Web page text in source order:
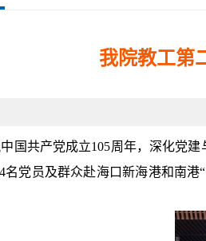
我院教工第
国共产党成立105周年，深化党
名党员及群众赴海口新海港和南